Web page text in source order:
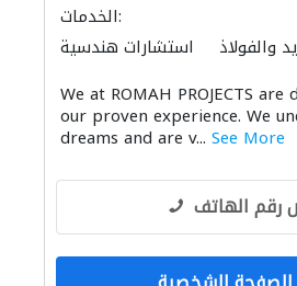
الخدمات:
استشارات هندسية
والفولاذ
أنظمة أمن موردو مواد البناء
مقاولون لمكافحة الحريق
التصميم المعماري حدائق
We at ROMAH PROJECTS
our proven experience. We
dreams and are v... See More
رقم الهاتف